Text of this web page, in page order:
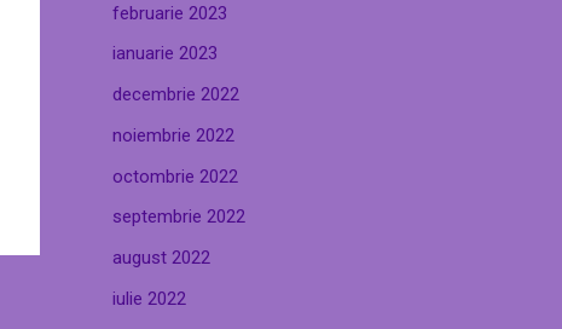
februarie 2023
ianuarie 2023
decembrie 2022
noiembrie 2022
octombrie 2022
septembrie 2022
august 2022
iulie 2022